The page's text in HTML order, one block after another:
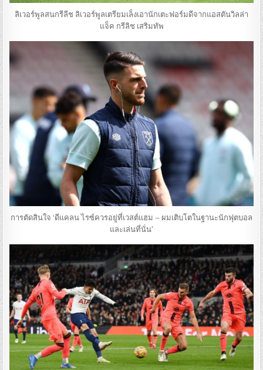
ลิเวอร์พูลสนกรีลีช ลิเวอร์พูลเตรียมเล็งเอานักเตะฟอร์มดีจากแอสตันวิลล่า
แจ็ค กรีลิช เสริมทัพ
การตัดสินใจ ‘ดีแคลน ไรซ์ควรอยู่ที่เวสต์แฮม – ผมเติบโตในฐานะนักฟุตบอล
และเล่นที่นั่น’